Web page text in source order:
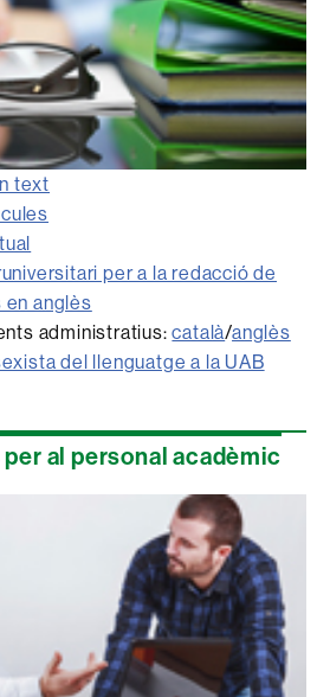
text
per a la redacció de
anglès
administratius:català/anglès
del llenguatge a la UAB
al personal acadèmic